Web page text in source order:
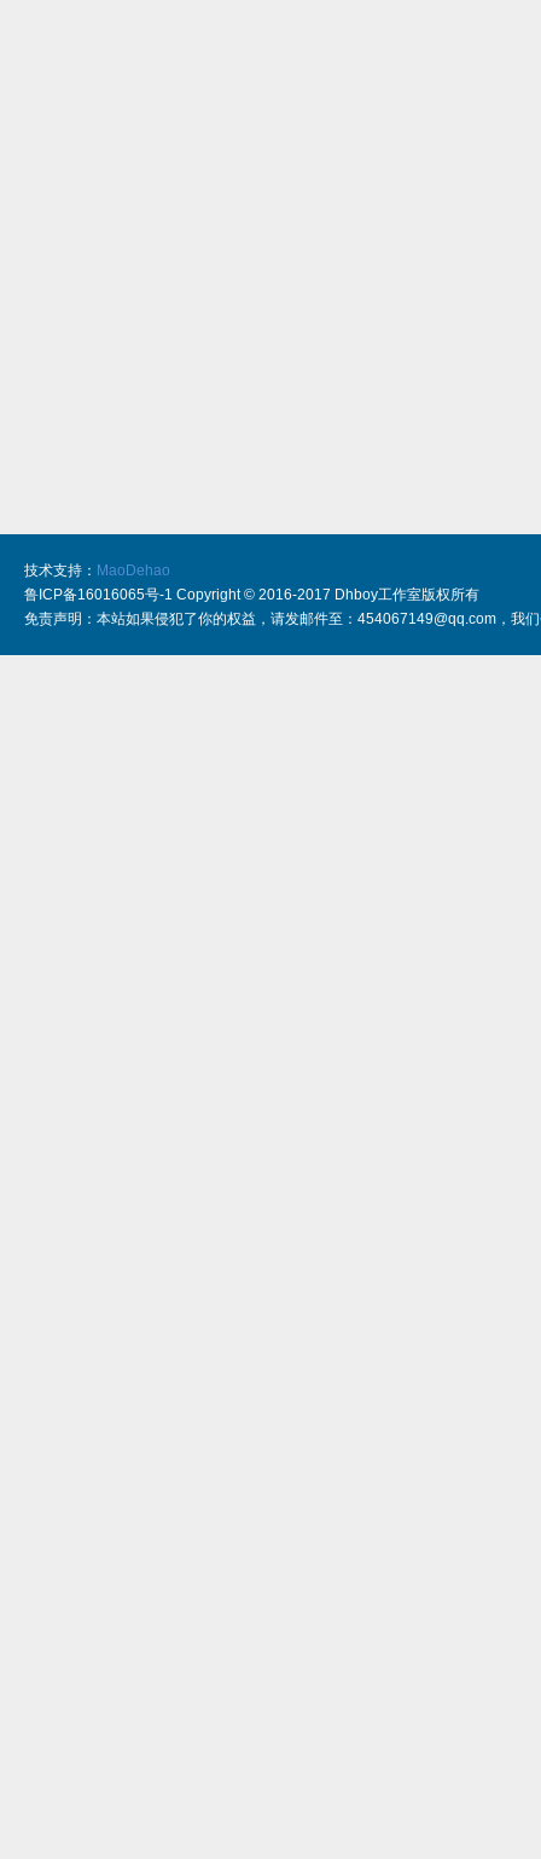
技术支持： MaoDehao
鲁ICP备16016065号-1 Copyright © 2016-2017 Dhboy工作室版权所有
免责声明：本站如果侵犯了你的权益，请发邮件至：454067149@qq.com，我